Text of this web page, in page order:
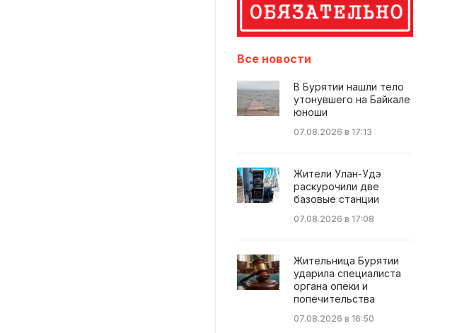
Все новости
В Бурятии нашли тело
утонувшего на Байкале
юноши
07.08.2026 в 17:13
Жители Улан-Удэ
раскурочили две
базовые станции
07.08.2026 в 17:08
Жительница Бурятии
ударила специалиста
органа опеки и
попечительства
07.08.2026 в 16:50